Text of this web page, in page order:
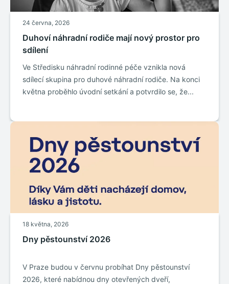
24 června, 2026
Duhoví náhradní rodiče mají nový prostor pro
sdílení
Ve Středisku náhradní rodinné péče vznikla nová
sdílecí skupina pro duhové náhradní rodiče. Na konci
května proběhlo úvodní setkání a potvrdilo se, že...
18 května, 2026
Dny pěstounství 2026
V Praze budou v červnu probíhat Dny pěstounství
2026, které nabídnou dny otevřených dveří,